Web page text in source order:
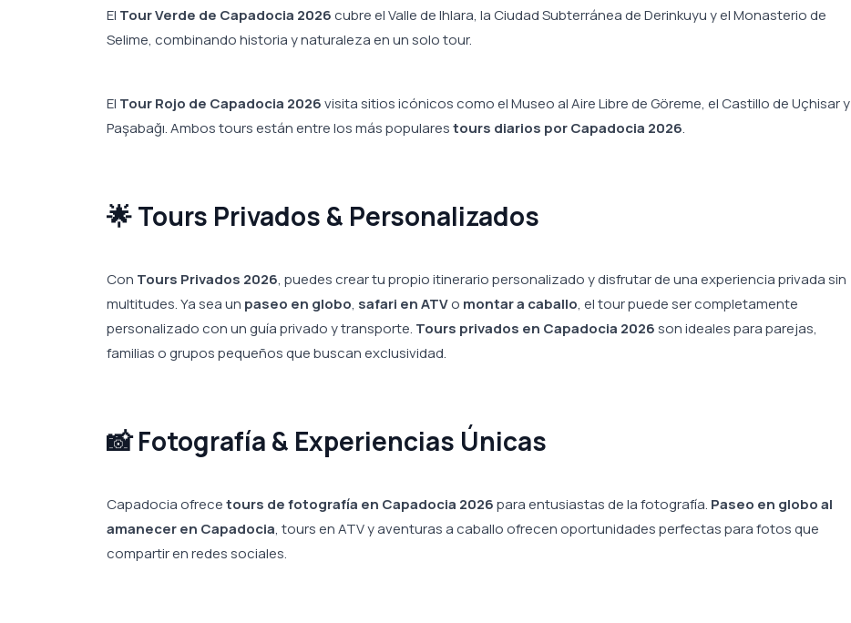
El Tour Verde de Capadocia 2026cubre el Valle de Ihlara, la Ciudad Subterránea de Derinkuyu y el Monasterio de
Selime, combinando historia y naturaleza en un solo tour.
El Tour Rojo de Capadocia 2026visita sitios icónicos como el Museo al Aire Libre de Göreme, el Castillo de Uçhisar y
Paşabağı. Ambos tours están entre los más popularestours diarios por Capadocia 2026.
🌟 Tours Privados & Personalizados
Con Tours Privados 2026, puedes crear tu propio itinerario personalizado y disfrutar de una experiencia privada sin
multitudes. Ya sea un paseo en globo, safari en ATVo montar a caballo, el tour puede ser completamente
personalizado con un guía privado y transporte. Tours privados en Capadocia 2026son ideales para parejas,
familias o grupos pequeños que buscan exclusividad.
📸 Fotografía & Experiencias Únicas
Capadocia ofrecetours de fotografía en Capadocia 2026para entusiastas de la fotografía. Paseo en globo al
amanecer en Capadocia, tours en ATV y aventuras a caballo ofrecen oportunidades perfectas para fotos que
compartir en redes sociales.